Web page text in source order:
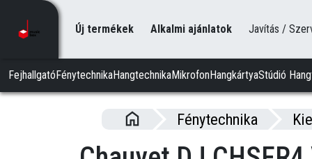
Új termékek Alkalmi ajánlatok Javítás /
FejhallgatóFénytechnikaHangtechnikaMikrofonHangkártyaStúdió
Fénytechnika